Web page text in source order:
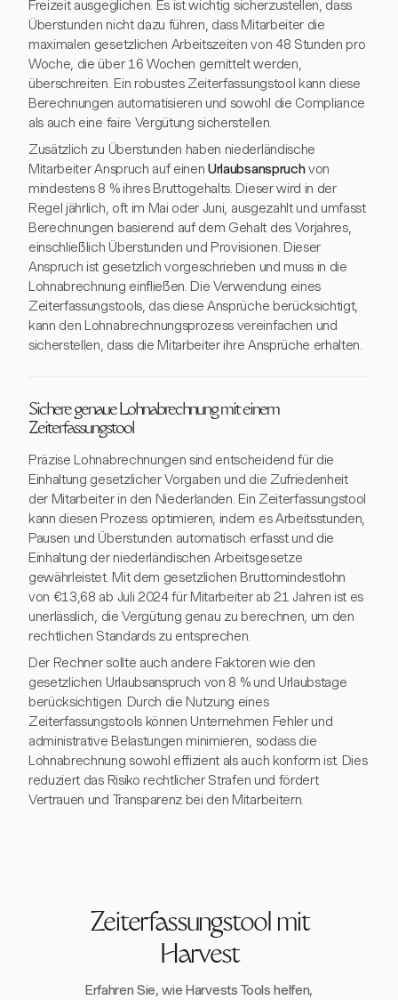
Freizeit ausgeglichen. Es ist wichtig sicherzustellen, dass
Überstunden nicht dazu führen, dass Mitarbeiter die
maximalen gesetzlichen Arbeitszeiten von 48 Stunden pro
Woche, die über 16 Wochen gemittelt werden,
überschreiten. Ein robustes Zeiterfassungstool kann diese
Berechnungen automatisieren und sowohl die Compliance
als auch eine faire Vergütung sicherstellen.
Zusätzlich zu Überstunden haben niederländische
Mitarbeiter Anspruch auf einenUrlaubsanspruchvon
mindestens 8 % ihres Bruttogehalts. Dieser wird in der
Regel jährlich, oft im Mai oder Juni, ausgezahlt und umfasst
Berechnungen basierend auf dem Gehalt des Vorjahres,
einschließlich Überstunden und Provisionen. Dieser
Anspruch ist gesetzlich vorgeschrieben und muss in die
Lohnabrechnung einfließen. Die Verwendung eines
Zeiterfassungstools, das diese Ansprüche berücksichtigt,
kann den Lohnabrechnungsprozess vereinfachen und
sicherstellen, dass die Mitarbeiter ihre Ansprüche erhalten.
Sichere genaue Lohnabrechnung mit einem
Zeiterfassungstool
Präzise Lohnabrechnungen sind entscheidend für die
Einhaltung gesetzlicher Vorgaben und die Zufriedenheit
der Mitarbeiter in den Niederlanden. Ein Zeiterfassungstool
kann diesen Prozess optimieren, indem es Arbeitsstunden,
Pausen und Überstunden automatisch erfasst und die
Einhaltung der niederländischen Arbeitsgesetze
gewährleistet. Mit dem gesetzlichen Bruttomindestlohn
von €13,68 ab Juli 2024 für Mitarbeiter ab 21 Jahren ist es
unerlässlich, die Vergütung genau zu berechnen, um den
rechtlichen Standards zu entsprechen.
Der Rechner sollte auch andere Faktoren wie den
gesetzlichen Urlaubsanspruch von 8 % und Urlaubstage
berücksichtigen. Durch die Nutzung eines
Zeiterfassungstools können Unternehmen Fehler und
administrative Belastungen minimieren, sodass die
Lohnabrechnung sowohl effizient als auch konform ist. Dies
reduziert das Risiko rechtlicher Strafen und fördert
Vertrauen und Transparenz bei den Mitarbeitern.
Zeiterfassungstool mit
Harvest
Erfahren Sie, wie Harvests Tools helfen,